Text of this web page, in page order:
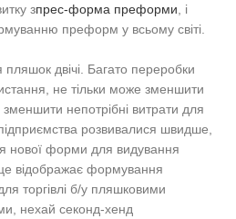
зпрес-форма преформи , і
преформ у всьому світі.
двічі. Багато переробки
не тільки може зменшити
непотрібні витрати для
розвивалися швидше,
нової форми для видування
відображає формування
торгівлі б/у пляшковими
нехай секонд-хенд